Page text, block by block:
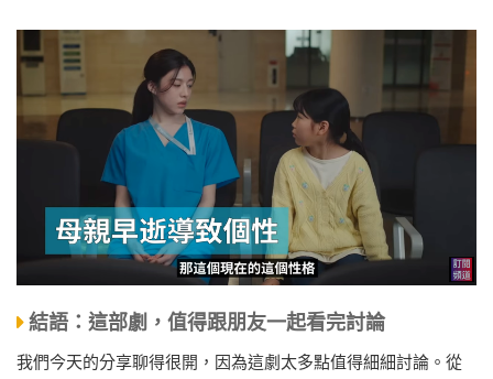
結語：這部劇，值得跟朋友一起看完討論
我們今天的分享聊得很開，因為這劇太多點值得細細討論。從